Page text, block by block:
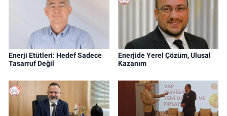
Enerji Etütleri: Hedef Sadece
Tasarruf Değil
Enerjide Yerel Çözüm, Ulusal
Kazanım